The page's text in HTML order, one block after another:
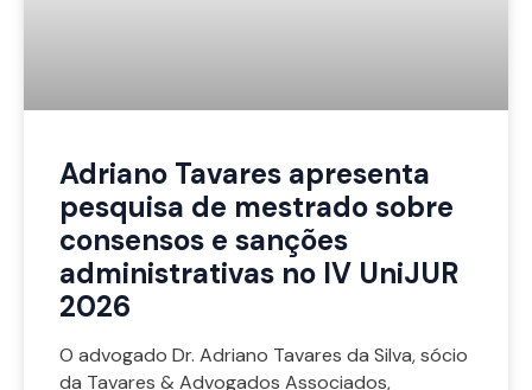
Adriano Tavares apresenta
pesquisa de mestrado sobre
consensos e sanções
administrativas no IV UniJUR
2026
O advogado Dr. Adriano Tavares da Silva, sócio
da Tavares & Advogados Associados,